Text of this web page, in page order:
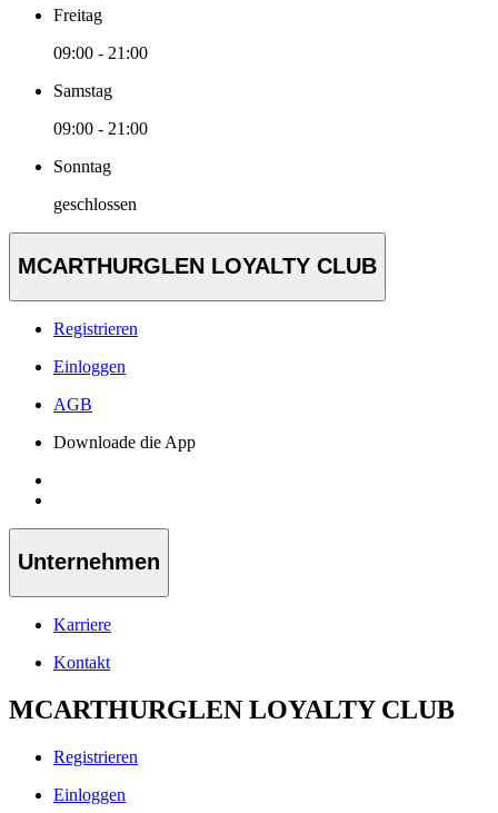
Freitag
09:00 - 21:00
Samstag
09:00 - 21:00
Sonntag
geschlossen
MCARTHURGLEN LOYALTY CLUB
Registrieren
Einloggen
AGB
Downloade die App
Unternehmen
Karriere
Kontakt
MCARTHURGLEN LOYALTY CLUB
Registrieren
Einloggen